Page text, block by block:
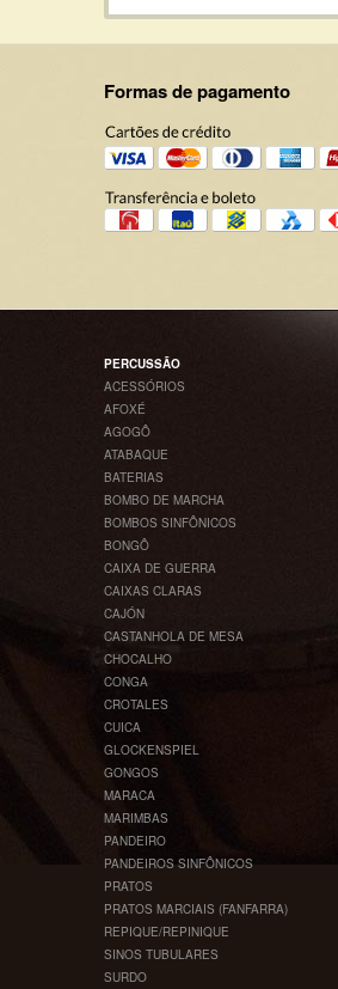
Formas de pagamento
PERCUSSÃO
ACESSÓRIOS
AFOXÉ
AGOGÔ
ATABAQUE
BATERIAS
BOMBO DE MARCHA
BOMBOS SINFÔNICOS
BONGÔ
CAIXA DE GUERRA
CAIXAS CLARAS
CAJÓN
CASTANHOLA DE MESA
CHOCALHO
CONGA
CROTALES
CUICA
GLOCKENSPIEL
GONGOS
MARACA
MARIMBAS
PANDEIRO
PANDEIROS SINFÔNICOS
PRATOS
PRATOS MARCIAIS (FANFARRA)
REPIQUE/REPINIQUE
SINOS TUBULARES
SURDO